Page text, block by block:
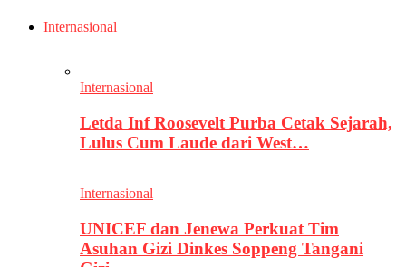
Internasional
Internasional
Letda Inf Roosevelt Purba Cetak Sejarah,
Lulus Cum Laude dari West…
Internasional
UNICEF dan Jenewa Perkuat Tim
Asuhan Gizi Dinkes Soppeng Tangani